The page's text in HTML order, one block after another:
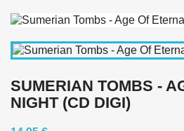
SUMERIAN TOMBS -
NIGHT (CD DIGI)